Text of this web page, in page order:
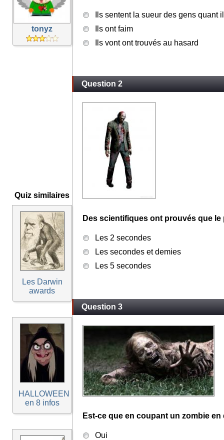
tonyz
Quiz similaires
Les Darwin
awards
HALLOWEEN
en 8 infos
Ils sentent la sueur des gens quant
Ils ont faim
Ils vont ont trouvés au hasard
Question 2
Des scientifiques ont prouvés que
Les 2 secondes
Les secondes et demies
Les 5 secondes
Question 3
Est-ce que en coupant un zombie
Oui